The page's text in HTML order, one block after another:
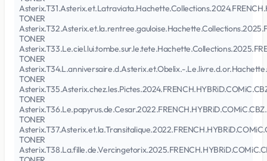
TONER
TONER
TONER
Asterix.T34.L.anniversaire.d.Asterix.et.Obelix.-
TONER
TONER
TONER
TONER